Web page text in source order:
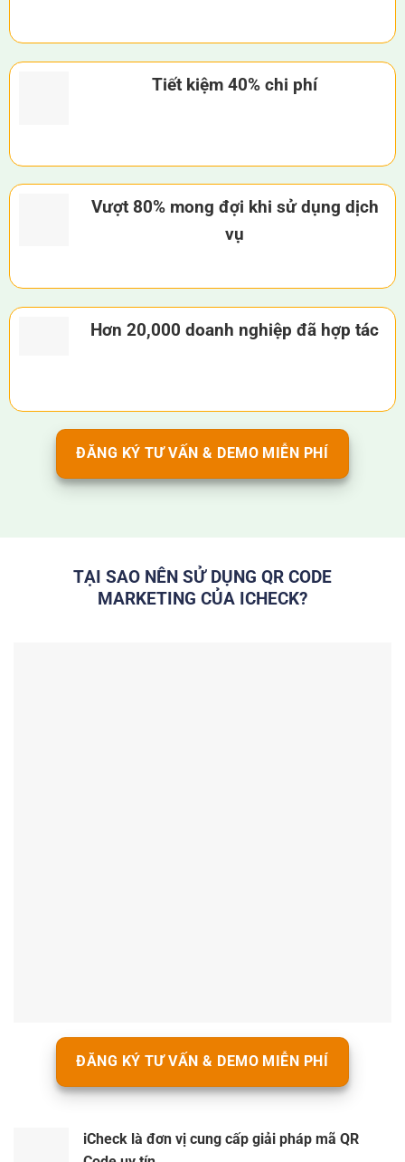
Tiết kiệm 40% chi phí
Vượt 80% mong đợi khi sử dụng dịch
vụ
Hơn 20,000 doanh nghiệp đã hợp tác
ĐĂNG KÝ TƯ VẤN & DEMO MIỄN PHÍ
TẠI SAO NÊN SỬ DỤNG QR CODE
MARKETING CỦA ICHECK?
ĐĂNG KÝ TƯ VẤN & DEMO MIỄN PHÍ
iCheck là đơn vị cung cấp giải pháp mã QR